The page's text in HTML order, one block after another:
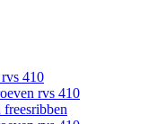
rvs 410
rvs 410